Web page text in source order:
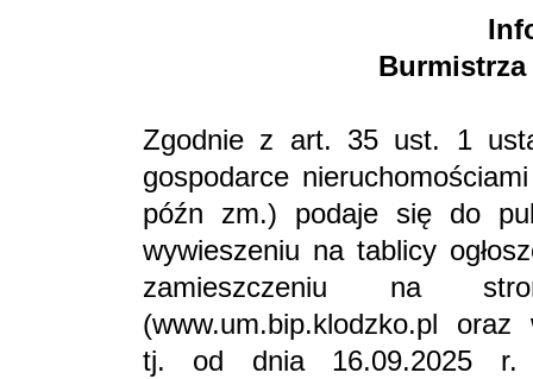
Burmistrza
Zgodnie z art. 35 ust. 1
gospodarce
późn zm.) podaje się do
wywieszeniu na tablicy
zamieszczeniu na
(www.um.bip.klodzko.pl
tj. od dnia 16.09.2025